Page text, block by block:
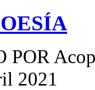
POR
2021